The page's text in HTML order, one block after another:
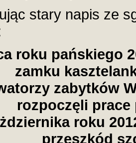
stary napis ze
roku pańskiego
zamku
zabytków
rozpoczęli
roku
przeszkód